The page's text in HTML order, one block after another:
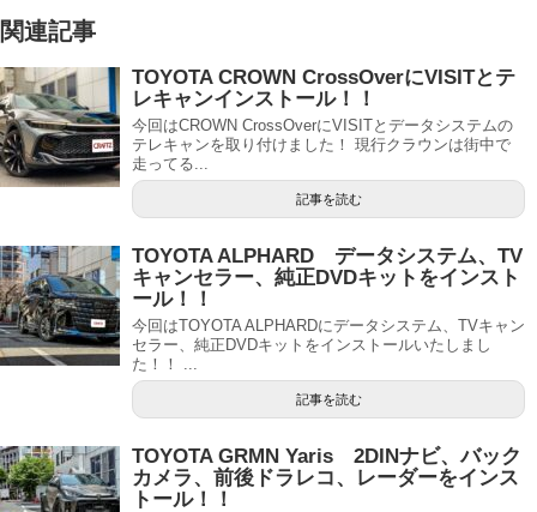
関連記事
TOYOTA CROWN CrossOverにVISITとテ
レキャンインストール！！
今回はCROWN CrossOverにVISITとデータシステムの
テレキャンを取り付けました！ 現行クラウンは街中で
走ってる...
記事を読む
TOYOTA ALPHARD データシステム、TV
キャンセラー、純正DVDキットをインスト
ール！！
今回はTOYOTA ALPHARDにデータシステム、TVキャン
セラー、純正DVDキットをインストールいたしまし
た！！ ...
記事を読む
TOYOTA GRMN Yaris 2DINナビ、バック
カメラ、前後ドラレコ、レーダーをインス
トール！！